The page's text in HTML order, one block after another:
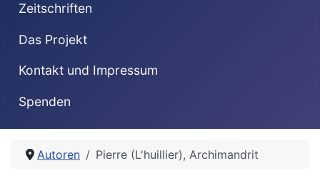
Zeitschriften
Das Projekt
Kontakt und Impressum
Spenden
Autoren Pierre (L'huillier), Archimandrit